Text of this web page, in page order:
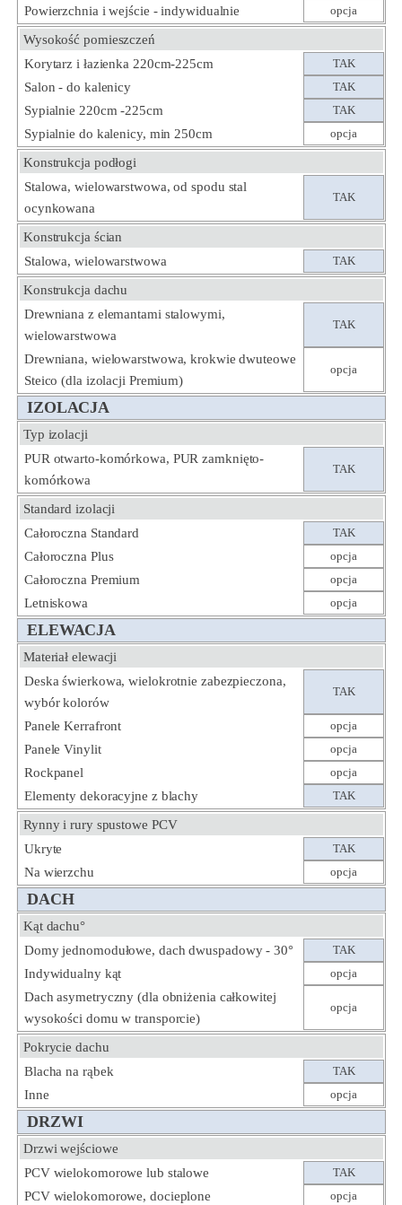
Powierzchnia i wejście - indywidualnie opcja
Wysokość pomieszczeń
Korytarz i łazienka 220cm-225cm
TAK
Salon - do kalenicy TAK
Sypialnie 220cm -225cm TAK
Sypialnie do kalenicy, min 250cm opcja
Konstrukcja podłogi
Stalowa, wielowarstwowa, od spodu stal
ocynkowana
TAK
Konstrukcja ścian
Stalowa, wielowarstwowa
TAK
Konstrukcja dachu
Drewniana z elemantami stalowymi,
wielowarstwowa
TAK
Drewniana, wielowarstwowa, krokwie dwuteowe
Steico (dla izolacji Premium)
opcja
IZOLACJA
Typ izolacji
PUR otwarto-komórkowa, PUR zamknięto-
komórkowa
TAK
Standard izolacji
Całoroczna Standard
TAK
Całoroczna Plus opcja
Całoroczna Premium opcja
Letniskowa opcja
ELEWACJA
Materiał elewacji
Deska świerkowa, wielokrotnie zabezpieczona,
wybór kolorów
TAK
Panele Kerrafront opcja
Panele Vinylit opcja
Rockpanel opcja
Elementy dekoracyjne z blachy TAK
Rynny i rury spustowe PCV
Ukryte
TAK
Na wierzchu opcja
DACH
Kąt dachu°
Domy jednomodułowe, dach dwuspadowy - 30°
TAK
Indywidualny kąt opcja
Dach asymetryczny (dla obniżenia całkowitej
wysokości domu w transporcie)
opcja
Pokrycie dachu
Blacha na rąbek
TAK
Inne opcja
DRZWI
Drzwi wejściowe
PCV wielokomorowe lub stalowe
TAK
PCV wielokomorowe, docieplone opcja